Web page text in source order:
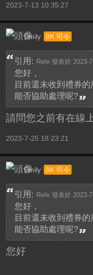
2023-7-13 10:35:27
Emily 8K 司令
引用: Refe 發表於 2023-
您好，
目前還未收到禮券的
能否協助處理呢?
請問您之前有在線
2023-7-25 18:23:21
Emily 8K 司令
引用: Refe 發表於 2023-
您好，
目前還未收到禮券的
能否協助處理呢?
您好